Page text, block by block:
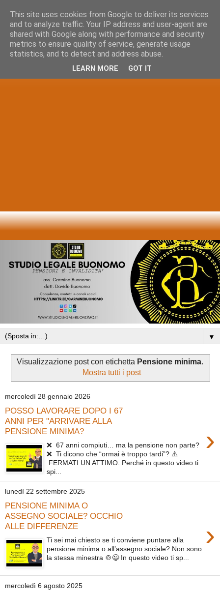
▼
Visualizzazione post con etichetta Pensione minima.
Mostra tutti i post
mercoledì 28 gennaio 2026
POSSO LAVORARE DOPO I 67
ANNI PER "ARRIVARE ALLA
PENSIONE MINIMA?
›
❌ 67 anni compiuti… ma la pensione non parte?
❌ Ti dicono che “ormai è troppo tardi”? ⚠️
FERMATI UN ATTIMO. Perché in questo video ti
spi...
lunedì 22 settembre 2025
PENSIONE MINIMA O
ASSEGNO SOCIALE? OCCHIO
ALLE DIFFERENZE
›
Ti sei mai chiesto se ti conviene puntare alla
pensione minima o all’assegno sociale? Non sono
la stessa minestra 🍲😉 In questo video ti sp...
mercoledì 6 agosto 2025
This site uses cookies from Google to deliver its services
and to analyze traffic. Your IP address and user-agent are
shared with Google along with performance and security
metrics to ensure quality of service, generate usage
statistics, and to detect and address abuse.
LEARN MORE GOT IT